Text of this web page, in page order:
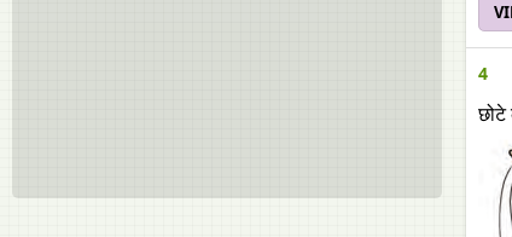
4
छोटे